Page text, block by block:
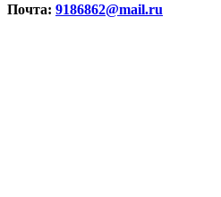
Почта: 9186862@mail.ru